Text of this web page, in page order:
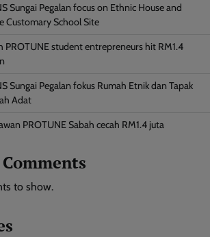
Sungai Pegalan focus on Ethnic House and
Customary School Site
PROTUNE student entrepreneurs hit RM1.4
Sungai Pegalan fokus Rumah Etnik dan Tapak
Adat
PROTUNE Sabah cecah RM1.4 juta
to show.